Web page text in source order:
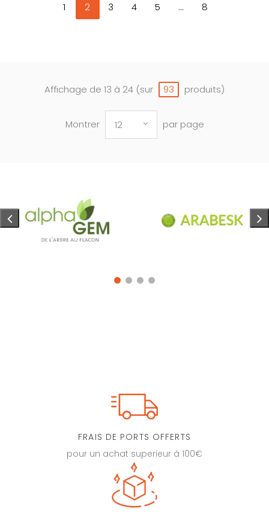
1 2 3 4 5 ... 8
Affichage de 13 à 24 (sur 93 produits)
Montrer 12 par page
FRAIS DE PORTS OFFERTS
pour un achat superieur à 100€